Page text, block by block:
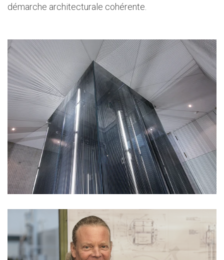
démarche architecturale cohérente.